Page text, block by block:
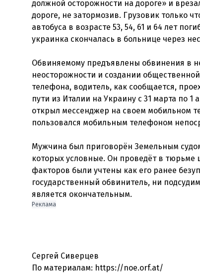
должной осторожности на дороге» и
дороге, не затормозив. Грузовик только
автобуса в возрасте 53, 54, 61 и 64 лет
украинка скончалась в больнице через
Обвиняемому предъявлены обвинения в
неосторожности и создании
телефона, водитель, как сообщается,
пути из Италии на Украину с 31 марта по
открыл мессенджер на своем мобильном
пользовался мобильным телефоном
Мужчина был приговорён Земельным
которых условные. Он проведёт в
факторов были учтены как его ранее
государственный обвинитель, ни
является окончательным.
Реклама
Сергей Сиверцев
По материалам: https://noe.orf.at/